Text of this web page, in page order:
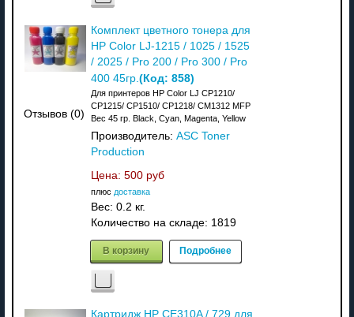
Отзывов (0)
Комплект цветного тонера для
HP Color LJ-1215 / 1025 / 1525
/ 2025 / Pro 200 / Pro 300 / Pro
400 45гр.(Код: 858)
Для принтеров HP Color LJ CP1210/
CP1215/ CP1510/ CP1218/ CM1312 MFP
Вес 45 гр. Black, Cyan, Magenta, Yellow
Производитель: ASC Toner
Production
Цена: 500 руб
плюс доставка
Вес: 0.2 кг.
Количество на складе: 1819
В корзину Подробнее
Картридж HP CE310A / 729 для